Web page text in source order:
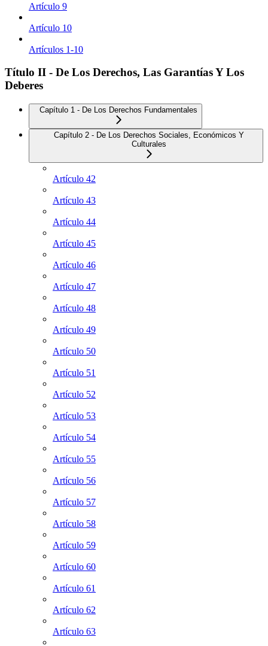
Artículo 9
Artículo 10
Artículos 1-10
Título II - De Los Derechos, Las Garantías Y Los
Deberes
Capítulo 1 - De Los Derechos Fundamentales
Capítulo 2 - De Los Derechos Sociales, Económicos Y
Culturales
Artículo 42
Artículo 43
Artículo 44
Artículo 45
Artículo 46
Artículo 47
Artículo 48
Artículo 49
Artículo 50
Artículo 51
Artículo 52
Artículo 53
Artículo 54
Artículo 55
Artículo 56
Artículo 57
Artículo 58
Artículo 59
Artículo 60
Artículo 61
Artículo 62
Artículo 63